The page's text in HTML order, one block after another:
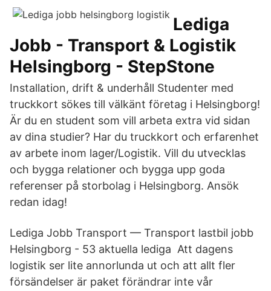
Lediga
Jobb - Transport & Logistik
Helsingborg - StepStone
Installation, drift & underhåll Studenter med
truckkort sökes till välkänt företag i Helsingborg!
Är du en student som vill arbeta extra vid sidan
av dina studier? Har du truckkort och erfarenhet
av arbete inom lager/Logistik. Vill du utvecklas
och bygga relationer och bygga upp goda
referenser på storbolag i Helsingborg. Ansök
redan idag!
Lediga Jobb Transport — Transport lastbil jobb
Helsingborg - 53 aktuella lediga Att dagens
logistik ser lite annorlunda ut och att allt fler
försändelser är paket förändrar inte vår